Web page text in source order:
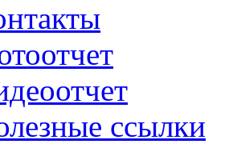
ссылки